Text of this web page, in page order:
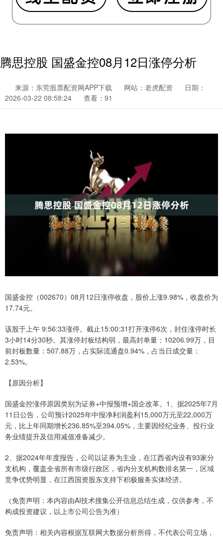
腾思控股 国盛金控08月12日涨停分析
来源：东莞股票配资网APP下载 网站：老虎配资
日期：
2026-03-22 08:58:24
查看：91
国盛金控（002670）08月12日涨停收盘，股价上涨9.98%，收盘价为
17.74元。
该股于上午 9:56:33涨停。截止15:00:31打开涨停6次，封住涨停时长
3小时14分30秒。其涨停封板结构弱，最高封单量：10206.99万，目
前封板数量：507.88万，占实际流通盘0.94%，占当日成交量：
2.53%。
【原因分析】
国盛金控涨停原因类别为证券+中报预增+国企改革。1、据2025年7月
11日公告，公司预计2025年中报净利润盈利15,000万元至22,000万
元，比上年同期增长236.85%至394.05%，主要因经纪业务、投行业
务业绩提升及信用减值准备减少。
2、据2024年年度报告，公司以证券为主业，在江西省内设有93家分
支机构，覆盖全省所有市级行政区，省内分支机构数排名第一，区域
竞争优势明显，在江西国资股东支持下积极服务实体经济。
（免责声明：本内容由AI技术搜集公开信息总结生成，仅供参考，不
构成投资建议，以上市公司公告为准）
免责声明：相关内容根据互联网大数据分析所得，不代表公司立场，